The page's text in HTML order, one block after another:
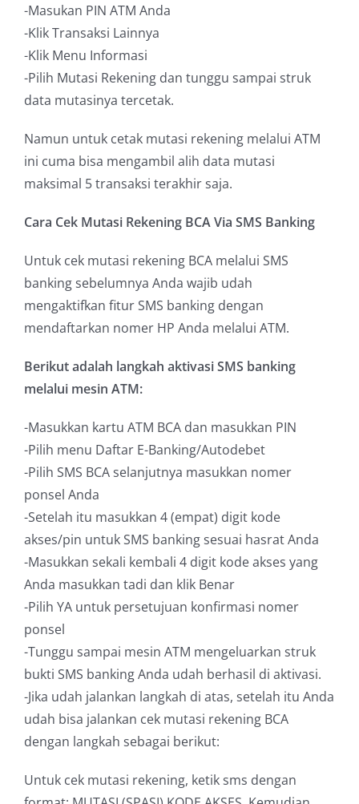
-Masukan PIN ATM Anda
-Klik Transaksi Lainnya
-Klik Menu Informasi
-Pilih Mutasi Rekening dan tunggu sampai struk
data mutasinya tercetak.
Namun untuk cetak mutasi rekening melalui ATM
ini cuma bisa mengambil alih data mutasi
maksimal 5 transaksi terakhir saja.
Cara Cek Mutasi Rekening BCA Via SMS Banking
Untuk cek mutasi rekening BCA melalui SMS
banking sebelumnya Anda wajib udah
mengaktifkan fitur SMS banking dengan
mendaftarkan nomer HP Anda melalui ATM.
Berikut adalah langkah aktivasi SMS banking
melalui mesin ATM:
-Masukkan kartu ATM BCA dan masukkan PIN
-Pilih menu Daftar E-Banking/Autodebet
-Pilih SMS BCA selanjutnya masukkan nomer
ponsel Anda
-Setelah itu masukkan 4 (empat) digit kode
akses/pin untuk SMS banking sesuai hasrat Anda
-Masukkan sekali kembali 4 digit kode akses yang
Anda masukkan tadi dan klik Benar
-Pilih YA untuk persetujuan konfirmasi nomer
ponsel
-Tunggu sampai mesin ATM mengeluarkan struk
bukti SMS banking Anda udah berhasil di aktivasi.
-Jika udah jalankan langkah di atas, setelah itu Anda
udah bisa jalankan cek mutasi rekening BCA
dengan langkah sebagai berikut:
Untuk cek mutasi rekening, ketik sms dengan